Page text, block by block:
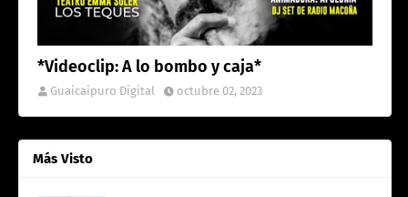
*Videoclip: A lo bombo y caja*
Guaicaipuro Digital octubre 02, 2023
Más Visto